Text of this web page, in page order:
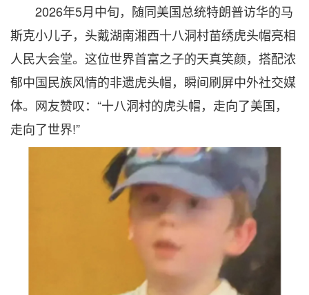
2026年5月中旬，随同美国总统特朗普访华的马
斯克小儿子，头戴湖南湘西十八洞村苗绣虎头帽亮相
人民大会堂。这位世界首富之子的天真笑颜，搭配浓
郁中国民族风情的非遗虎头帽，瞬间刷屏中外社交媒
体。网友赞叹：“十八洞村的虎头帽，走向了美国，
走向了世界!”